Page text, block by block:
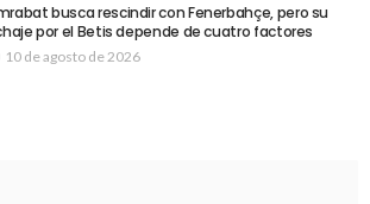
busca rescindir con Fenerbahçe, pero su
por el Betis depende de cuatro factores
10 de agosto de 2026